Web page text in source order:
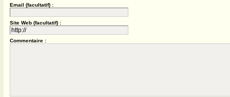
Email (facultatif) :
Site Web (facultatif) :
Commentaire :